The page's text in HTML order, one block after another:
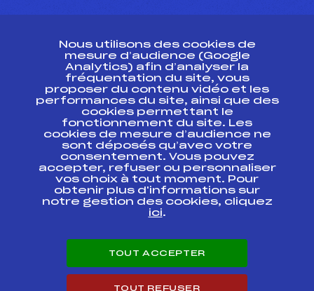
Ressources
Pass’Neige
Projet sportif fédéral
Projet de performance fédéral
Antidopage
Pôle Développement, Formation, Suivi
Scientifique
Listes ministérielles
Pôle vie de l’athlète
Enseignement professionnel
Carrières
Nous utilisons des cookies de
mesure d’audience (Google
Analytics) afin d’analyser la
fréquentation du site, vous
proposer du contenu vidéo et les
performances du site, ainsi que des
cookies permettant le
fonctionnement du site. Les
cookies de mesure d’audience ne
sont déposés qu’avec votre
consentement. Vous pouvez
accepter, refuser ou personnaliser
vos choix à tout moment. Pour
obtenir plus d'informations sur
notre gestion des cookies, cliquez
ici.
TOUT ACCEPTER
TOUT REFUSER